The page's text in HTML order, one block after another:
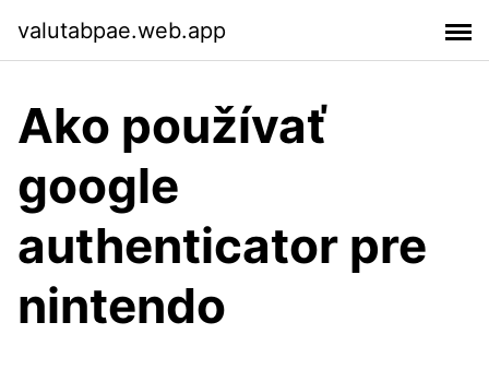
valutabpae.web.app
Ako používať
google
authenticator pre
nintendo